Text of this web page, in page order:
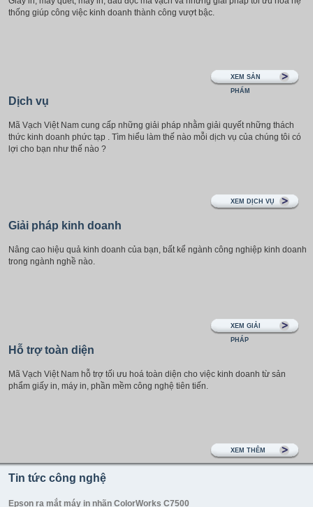
thống giúp công việc kinh doanh thành công vượt bậc.
XEM SẢN
PHẨM
Dịch vụ
Mã Vạch Việt Nam cung cấp những giải pháp nhằm giải quyết những thách
thức kinh doanh phức tạp . Tìm hiểu làm thế nào mỗi dịch vụ của chúng tôi có
lợi cho bạn như thế nào ?
XEM DỊCH VỤ
Giải pháp kinh doanh
Nâng cao hiệu quả kinh doanh của bạn, bất kể ngành công nghiệp kinh doanh
trong ngành nghề nào.
XEM GIẢI
PHÁP
Hỗ trợ toàn diện
Mã Vạch Việt Nam hỗ trợ tối ưu hoá toàn diện cho việc kinh doanh từ sản
phẩm giấy in, máy in, phần mềm công nghệ tiên tiến.
XEM THÊM
Tin tức công nghệ
Epson ra mắt máy in nhãn ColorWorks C7500